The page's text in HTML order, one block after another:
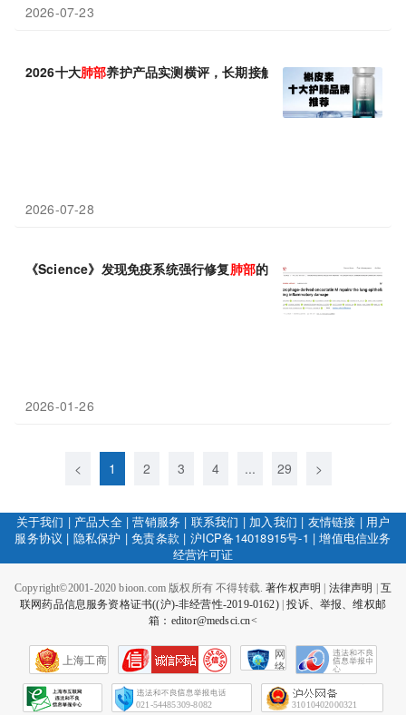
2026-07-23
2026十大肺部养护产品实测横评，长期接触粉尘、吸烟人群放心选
2026-07-28
《Science》发现免疫系统强行修复肺部的“霸道总裁”分子
2026-01-26
< 1 2 3 4 ... 29 >
关于我们 | 产品大全|营销服务 | 联系我们 | 加入我们 | 友情链接 | 用户
服务协议 | 隐私保护 |免责条款 | 沪ICP备14018915号-1 |增值电信业务
经营许可证
Copyright©2001-2020 bioon.com 版权所有 不得转载.著作权声明 法律声明
互
联网药品信息服务资格证书((沪)-非经营性-2019-0162)|投诉、举报、维权邮
箱：editor@medsci.cn<
上海工商
网
络
会
征
021-54485309-8082 31010402000321